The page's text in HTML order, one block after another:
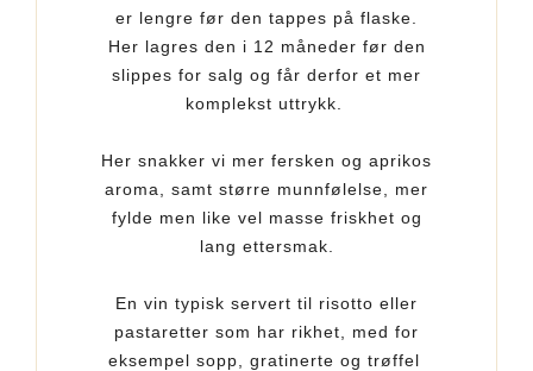
er lengre før den tappes på flaske.
Her lagres den i 12 måneder før den
slippes for salg og får derfor et mer
komplekst uttrykk.
Her snakker vi mer fersken og aprikos
aroma, samt større munnfølelse, mer
fylde men like vel masse friskhet og
lang ettersmak.
En vin typisk servert til risotto eller
pastaretter som har rikhet, med for
eksempel sopp, gratinerte og trøffel